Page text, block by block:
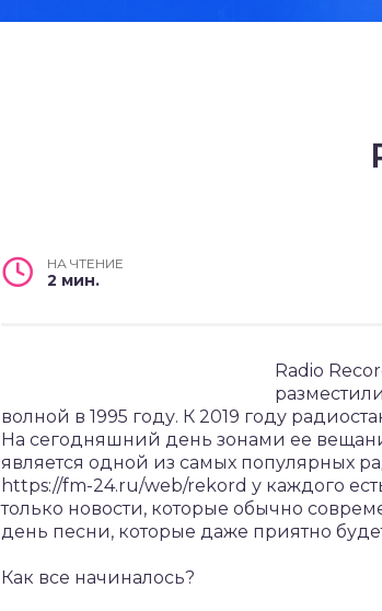
НА ЧТЕНИЕ
2 мин.
Radio
волной в 1995 году. К 2019 году
На сегодняшний день зонами ее
является одной из самых популярных
https://fm-24.ru/web/rekord у каждого
только новости, которые обычно
день песни, которые даже приятно
Как все начиналось?